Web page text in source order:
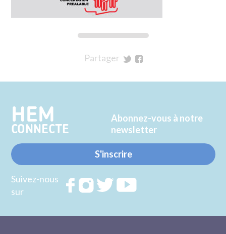
Partager
Twitter
Facebook
HEM
CONNECTE
Abonnez-vous à notre
newsletter
S'inscrire
Suivez-nous
sur
RejoignezRejoignezRejoignez